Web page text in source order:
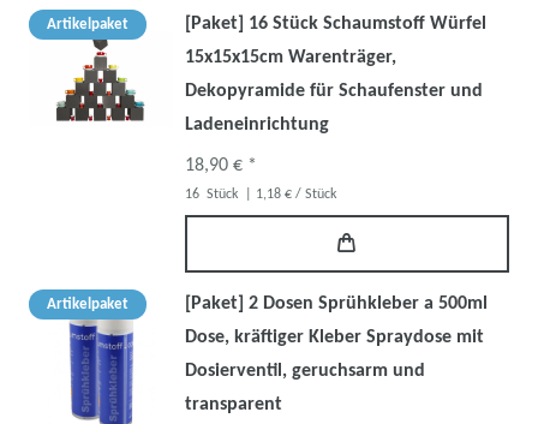
Artikelpaket
[Paket] 16 Stück Schaumstoff Würfel
15x15x15cm Warenträger,
Dekopyramide für Schaufenster und
Ladeneinrichtung
18,90 € *
16 Stück | 1,18 € / Stück
Artikelpaket
[Paket] 2 Dosen Sprühkleber a 500ml
Dose, kräftiger Kleber Spraydose mit
Dosierventil, geruchsarm und
transparent